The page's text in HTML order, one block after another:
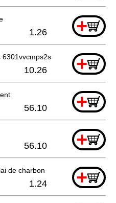
+
1.26
6301vvcmps2s +
10.26
+
56.10
+
56.10
de charbon +
1.24